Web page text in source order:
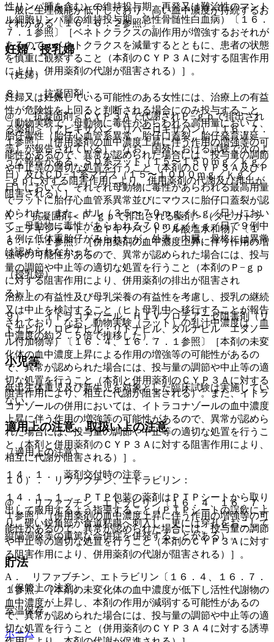
一般に生理機能が低下しており、高い血中濃度が持続するお
それがある〔１６．６．２参照〕。
妊婦・授乳婦
（妊婦）
妊婦又は妊娠している可能性のある女性には、治療上の有益
性が危険性を上回ると判断される場合にのみ投与すること
（動物実験で、母動物に毒性があらわれる高用量において、
胎仔毒性（胎仔心血管系異常、胎仔口蓋裂、胎仔発育遅延
等）が報告されている）。なお、国外における試験で次のよ
うな報告がある。ＳＤ系ラット（１５〜１５０ｍｇ／ｋｇ／
日）及びＣＤ−１系マウス（１５〜１０００ｍｇ／ｋｇ／
日）において、それぞれ母動物に毒性があらわれる最高用量
でラットに胎仔心血管系異常並びにマウスに胎仔口蓋裂が認
められた。また、サル（３５〜７０ｍｇ／ｋｇ／日）におい
て、母動物に毒性があらわれる７０ｍｇ／ｋｇ／日で９例中
１例に低体重胎仔がみられたが、外表、内臓、骨格には異常
は認められなかった。
（授乳婦）
治療上の有益性及び母乳栄養の有益性を考慮し、授乳の継続
又は中止を検討すること（ヒト母乳中へ移行することが報告
されており、なお、動物実験（ラット）の乳汁中濃度は、血
中濃度の約２．５倍で推移した）。
小児等
低出生体重児及び新生児を対象とした臨床試験は実施してい
ない。
適用上の注意、取扱い上の注意
（適用上の注意）
１４．１． 薬剤交付時の注意
１４．１．１． ＰＴＰ包装の薬剤はＰＴＰシートから取り
出して服用するよう指導すること（ＰＴＰシートの誤飲によ
り、硬い鋭角部が食道粘膜へ刺入し、更には穿孔をおこして
縦隔洞炎等の重篤な合併症を併発することがある）。
貯法
（保管上の注意）
室温保存。
ホーム
性リンパ腫を含む）の維持投与期、再発又は難治性のマント
ル細胞リンパ腫の維持投与期、急性骨髄性白血病）〔１６．
７．１参照〕［ベネトクラクスの副作用が増強するおそれが
あるので、ベネトクラクスを減量するとともに、患者の状態
を慎重に観察すること（本剤のＣＹＰ３Ａに対する阻害作用
により、併用薬剤の代謝が阻害される）］。
８）． 抗凝固剤：
@． 抗凝固剤＜ＣＹＰ３Ａで代謝されＰ−ｇｐで排出され
る薬剤＞（アピキサバン、リバーロキサバン）〔１６．７．
１参照〕［併用薬剤の血中濃度上昇に伴う作用の増強等の可
能性があるので、異常が認められた場合には、投与量の調節
や中止等の適切な処置を行うこと（本剤のＣＹＰ３Ａ及びＰ
−ｇｐに対する阻害作用により、併用薬剤の代謝及び排出が
阻害される）］。
A． 抗凝固剤＜Ｐ−ｇｐで排出される薬剤＞（ダビガトラ
ンエテキシラート、エドキサバントシル酸塩水和物）〔１
６．７．１参照〕［併用薬剤の血中濃度上昇に伴う作用の増
強等の可能性があるので、異常が認められた場合には、投与
量の調節や中止等の適切な処置を行うこと（本剤のＰ−ｇｐ
に対する阻害作用により、併用薬剤の排出が阻害され
る）］。
９）． イトラコナゾール、ＨＩＶプロテアーゼ阻害剤（リ
トナビル、ロピナビル・リトナビル、ダルナビル エタノー
ル付加物等）〔１６．４、１６．７．１参照〕［本剤の未変
化体の血中濃度上昇による作用の増強等の可能性があるの
で、異常が認められた場合には、投与量の調節や中止等の適
切な処置を行うこと（本剤と併用薬剤のＣＹＰ３Ａに対する
阻害作用により、相互に代謝が阻害される）。また、イトラ
コナゾールの併用においては、イトラコナゾールの血中濃度
上昇に伴う作用の増強等の可能性があるので、異常が認めら
れた場合には、投与量の調節や中止等の適切な処置を行うこ
と（本剤と併用薬剤のＣＹＰ３Ａに対する阻害作用により、
相互に代謝が阻害される）］。
１０）． リファブチン、エトラビリン：
@． リファブチン、エトラビリン〔１６．４、１６．７．
１参照〕［併用薬剤の血中濃度上昇に伴う作用の増強等の可
能性があるので、異常が認められた場合には、投与量の調節
や中止等の適切な処置を行うこと（本剤のＣＹＰ３Ａに対す
る阻害作用により、併用薬剤の代謝が阻害される）］。
A． リファブチン、エトラビリン〔１６．４、１６．７．
１参照〕［本剤の未変化体の血中濃度が低下し活性代謝物の
血中濃度が上昇し、本剤の作用が減弱する可能性があるの
で、異常が認められた場合には、投与量の調節や中止等の適
切な処置を行うこと（併用薬剤のＣＹＰ３Ａ４に対する誘導